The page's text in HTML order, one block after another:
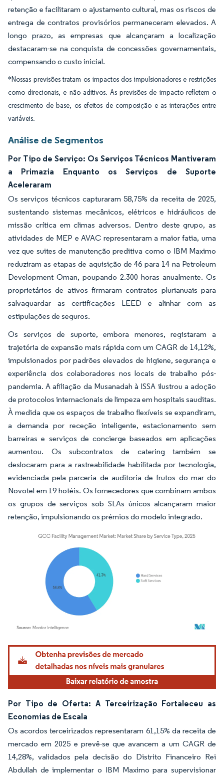
retenção e facilitaram o ajustamento cultural, mas os riscos de
entrega de contratos provisórios permaneceram elevados. A
longo prazo, as empresas que alcançaram a localização
destacaram-se na conquista de concessões governamentais,
compensando o custo inicial.
*Nossas previsões tratam os impactos dos impulsionadores e restrições
como direcionais, e não aditivos. As previsões de impacto refletem o
crescimento de base, os efeitos de composição e as interações entre
variáveis.
Análise de Segmentos
Por Tipo de Serviço: Os Serviços Técnicos Mantiveram
a Primazia Enquanto os Serviços de Suporte
Aceleraram
Os serviços técnicos capturaram 58,75% da receita de 2025,
sustentando sistemas mecânicos, elétricos e hidráulicos de
missão crítica em climas adversos. Dentro deste grupo, as
atividades de MEP e AVAC representaram a maior fatia, uma
vez que suites de manutenção preditiva como o IBM Maximo
reduziram as etapas de aquisição de 46 para 14 na Petroleum
Development Oman, poupando 2.300 horas anualmente. Os
proprietários de ativos firmaram contratos plurianuais para
salvaguardar as certificações LEED e alinhar com as
estipulações de seguros.
Os serviços de suporte, embora menores, registaram a
trajetória de expansão mais rápida com um CAGR de 14,12%,
impulsionados por padrões elevados de higiene, segurança e
experiência dos colaboradores nos locais de trabalho pós-
pandemia. A afiliação da Musanadah à ISSA ilustrou a adoção
de protocolos internacionais de limpeza em hospitais sauditas.
À medida que os espaços de trabalho flexíveis se expandiram,
a demanda por receção inteligente, estacionamento sem
barreiras e serviços de concierge baseados em aplicações
aumentou. Os subcontratos de catering também se
deslocaram para a rastreabilidade habilitada por tecnologia,
evidenciada pela parceria de auditoria de frutos do mar do
Novotel em 19 hotéis. Os fornecedores que combinam ambos
os grupos de serviços sob SLAs únicos alcançaram maior
retenção, impulsionando os prémios do modelo integrado.
Imagem © Mordor Intelligence. O reuso requer atribuição conforme CC BY 4.0.
Por Tipo de Oferta: A Terceirização Fortaleceu as
Economias de Escala
Os acordos terceirizados representaram 61,15% da receita de
mercado em 2025 e prevê-se que avancem a um CAGR de
14,28%, validados pela decisão do Distrito Financeiro Rei
Abdullah de implementar o IBM Maximo para supervisionar